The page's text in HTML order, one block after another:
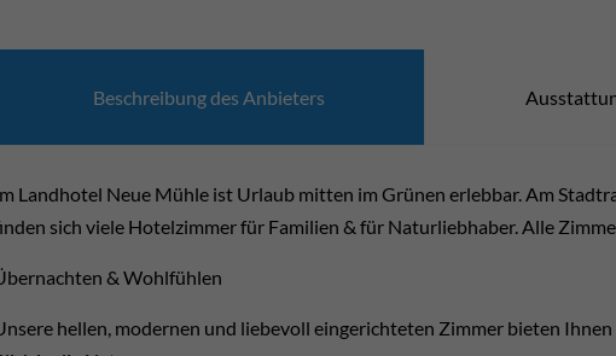
Beschrei­bung des Anbie­ters
Landhotel Neue Mühle ist Urlaub mitten im Grünen erlebbar. Am
sich viele Hotelzimmer für Familien & für Naturliebhaber. Alle
& Wohlfühlen
hellen, modernen und liebevoll eingerichteten Zimmer bieten